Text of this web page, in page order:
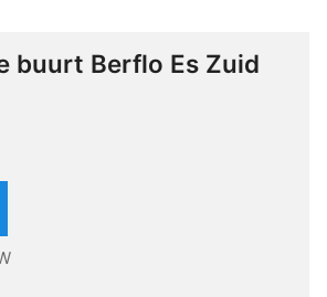
buurt Berflo Es Zuid